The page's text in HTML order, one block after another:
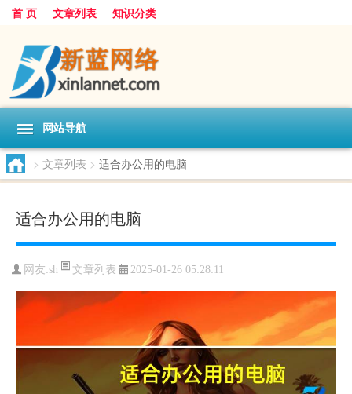
首 页 文章列表 知识分类
网站导航
> 文章列表 > 适合办公用的电脑
适合办公用的电脑
网友:sh 文章列表 2025-01-26 05:28:11